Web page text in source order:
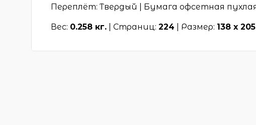
Переплёт: Твердый | Бумага офсетная
Вес: 0.258 кг. | Страниц:224 | Размер: 138 х